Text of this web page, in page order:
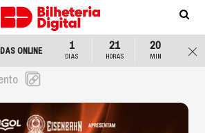
ONLINE 1
DIAS
21
HORAS
20
MIN